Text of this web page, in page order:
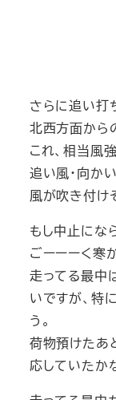
さらに追い打
北西方面から
これ、相当風
追い風・向か
風が吹き付け
もし中止にな
ごーーーく寒
走ってる最中
いですが、特
う。
荷物預けたあ
応していたか